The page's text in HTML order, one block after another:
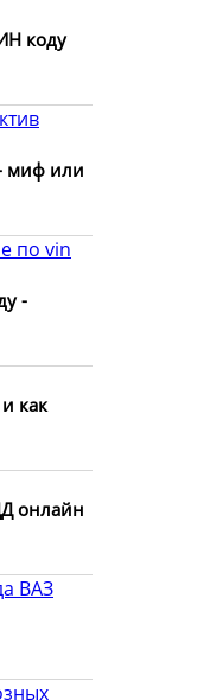
коду
миф или
-
как
онлайн